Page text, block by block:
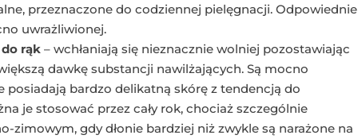
przeznaczone do codziennej pielęgnacji. Odpowiednie
uwrażliwionej.
rąk – wchłaniają się nieznacznie wolniej pozostawiając
dawkę substancji nawilżających. Są mocno
posiadają bardzo delikatną skórę z tendencją do
je stosować przez cały rok, chociaż szczególnie
zimowym, gdy dłonie bardziej niż zwykle są narażone na